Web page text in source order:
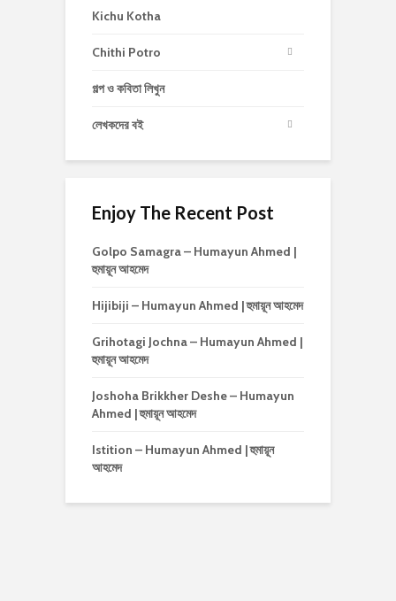
Kichu Kotha
Chithi Potro
গল্প ও কবিতা লিখুন
লেখকদের বই
Enjoy The Recent Post
Golpo Samagra – Humayun Ahmed |
হুমায়ূন আহমেদ
Hijibiji – Humayun Ahmed | হুমায়ূন আহমেদ
Grihotagi Jochna – Humayun Ahmed |
হুমায়ূন আহমেদ
Joshoha Brikkher Deshe – Humayun
Ahmed | হুমায়ূন আহমেদ
Istition – Humayun Ahmed | হুমায়ূন
আহমেদ